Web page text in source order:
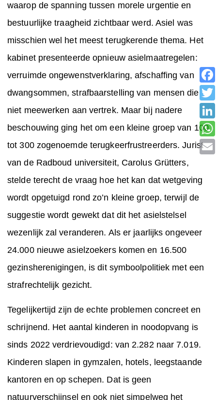
waarop de spanning tussen morele urgentie en
bestuurlijke traagheid zichtbaar werd. Asiel was
misschien wel het meest terugkerende thema. Het
kabinet presenteerde opnieuw asielmaatregelen:
verruimde ongewenstverklaring, afschaffing van
dwangsommen, strafbaarstelling van mensen die
niet meewerken aan vertrek. Maar bij nadere
beschouwing ging het om een kleine groep van 100
tot 300 zogenoemde terugkeerfrustreerders. Jurist
van de Radboud universiteit, Carolus Grütters,
stelde terecht de vraag hoe het kan dat wetgeving
wordt opgetuigd rond zo’n kleine groep, terwijl de
suggestie wordt gewekt dat dit het asielstelsel
wezenlijk zal veranderen. Als er jaarlijks ongeveer
24.000 nieuwe asielzoekers komen en 16.500
gezinsherenigingen, is dit symboolpolitiek met een
strafrechtelijk gezicht.
Tegelijkertijd zijn de echte problemen concreet en
schrijnend. Het aantal kinderen in noodopvang is
sinds 2022 verdrievoudigd: van 2.282 naar 7.019.
Kinderen slapen in gymzalen, hotels, leegstaande
kantoren en op schepen. Dat is geen
natuurverschijnsel en ook niet simpelweg het